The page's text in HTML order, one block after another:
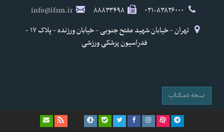
۸۸۸۳۳۴۹۸
info@ifsm.ir
تهران - خیابان شهید مفتح جنوبی - خیابان ورزنده - پلاک ۱۷ -
فدراسیون پزشکی ورزشی
نسخه دسکتاپ